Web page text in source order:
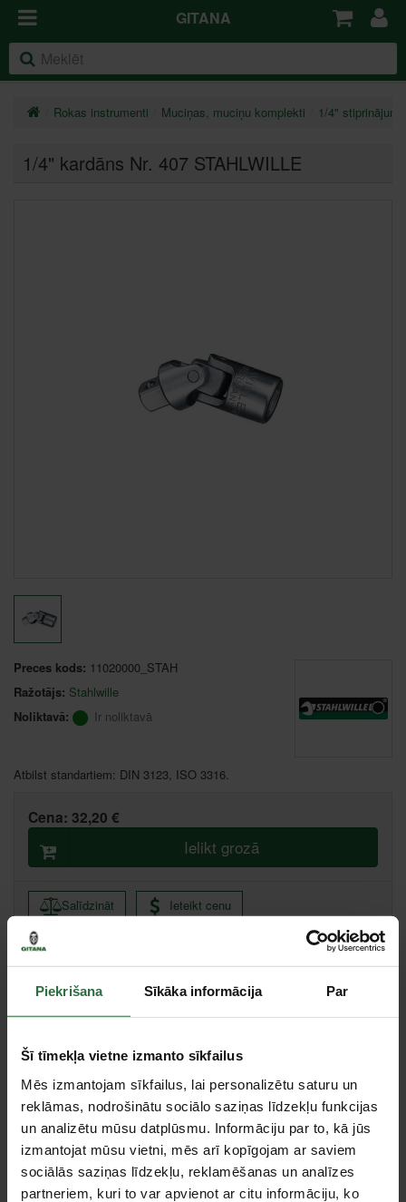
Piekrišana Sīkāka informācija Par
Šī tīmekļa vietne izmanto sīkfailus
Mēs izmantojam sīkfailus, lai personalizētu saturu un
reklāmas, nodrošinātu sociālo saziņas līdzekļu funkcijas
un analizētu mūsu datplūsmu. Informāciju par to, kā jūs
izmantojat mūsu vietni, mēs arī kopīgojam ar saviem
sociālās saziņas līdzekļu, reklamēšanas un analīzes
partneriem, kuri to var apvienot ar citu informāciju, ko
GITANA
Rokas instrumenti Muciņas, muciņu komplekti 1/4" stiprinājums
1/4" kardāns Nr. 407 STAHLWILLE
Preces kods: 11020000_STAH
Ražotājs: Stahlwille
Noliktavā:
Ir noliktavā
Atbilst standartiem: DIN 3123, ISO 3316.
Cena: 32,20 €
Ielikt grozā
Salīdzināt Ieteikt cenu
Citas noliktavas, (uzzināt vairāk šeit, )
Specifikācija
Stiprinājuma kvadrāts
1/4"
Tips
Šarnīri
Trieciena
Nē
Pagarināta muciņa
Nē